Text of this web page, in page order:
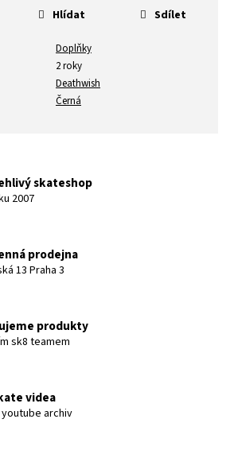
Doplňky
2 roky
Deathwish
Černá
Hlídat Sdílet
skateshop
2007
prodejna
13 Praha 3
produkty
sk8 teamem
videa
archiv